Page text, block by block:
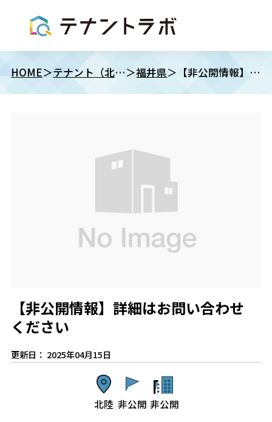
HOME テナント（北陸） 福井県 【非公開情報】詳細はお問い合わせください
【非公開情報】詳細はお問い合わせ
ください
更新日： 2025年04月15日
北陸 非公開 非公開